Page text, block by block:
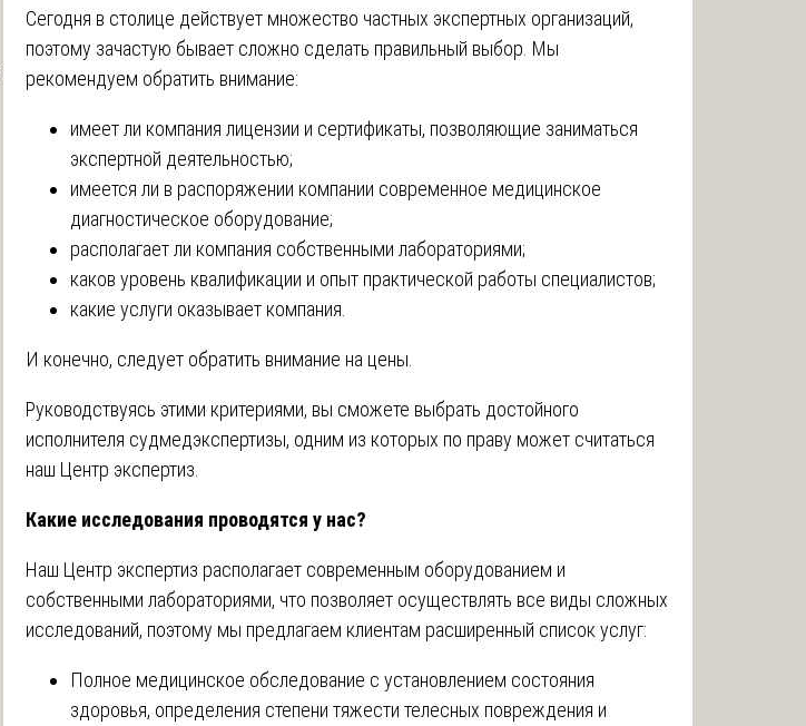
Сегодня в столице действует множество частных экспертных организаций,
поэтому зачастую бывает сложно сделать правильный выбор. Мы
рекомендуем обратить внимание:
имеет ли компания лицензии и сертификаты, позволяющие заниматься
экспертной деятельностью;
имеется ли в распоряжении компании современное медицинское
диагностическое оборудование;
располагает ли компания собственными лабораториями;
каков уровень квалификации и опыт практической работы специалистов;
какие услуги оказывает компания.
И конечно, следует обратить внимание на цены.
Руководствуясь этими критериями, вы сможете выбрать достойного
исполнителя судмедэкспертизы, одним из которых по праву может считаться
наш Центр экспертиз.
Какие исследования проводятся у нас?
Наш Центр экспертиз располагает современным оборудованием и
собственными лабораториями, что позволяет осуществлять все виды сложных
исследований, поэтому мы предлагаем клиентам расширенный список услуг:
Полное медицинское обследование с установлением состояния
здоровья, определения степени тяжести телесных повреждения и